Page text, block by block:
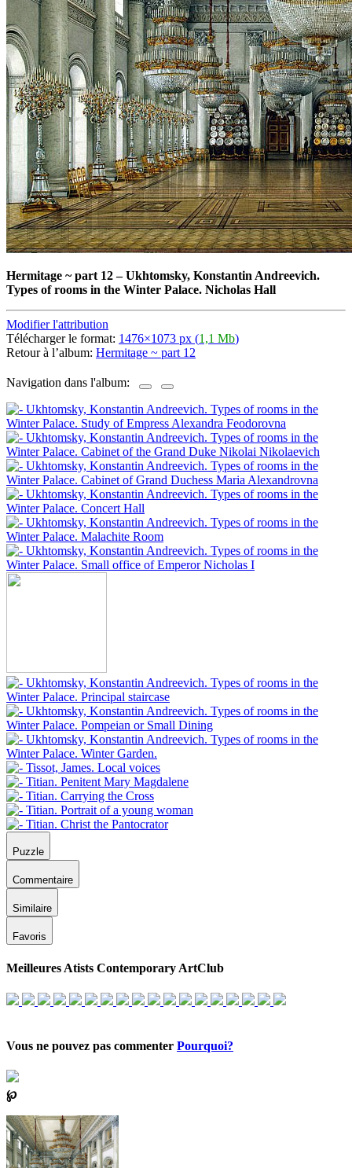
Hermitage ~ part 12–Ukhtomsky, Konstantin Andreevich.
Types of rooms in the Winter Palace. Nicholas Hall
Modifier l'attribution
Télécharger le format: 1476×1073 px (1,1 Mb)
Retour à l’album: Hermitage ~ part 12
Navigation dans l'album:
Puzzle
Commentaire
Similaire
Favoris
Meilleures Atists Contemporary ArtClub
Vous ne pouvez pas commenter Pourquoi?
℘